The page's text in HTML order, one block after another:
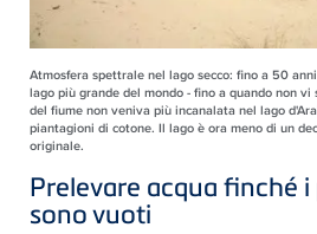
Atmosfera spettrale nel lago secco: fino a 50
lago più grande del mondo - fino a quando non
del fiume non veniva più incanalata nel lago
piantagioni di cotone. Il lago è ora meno di un
originale.
Prelevare acqua finché
sono vuoti